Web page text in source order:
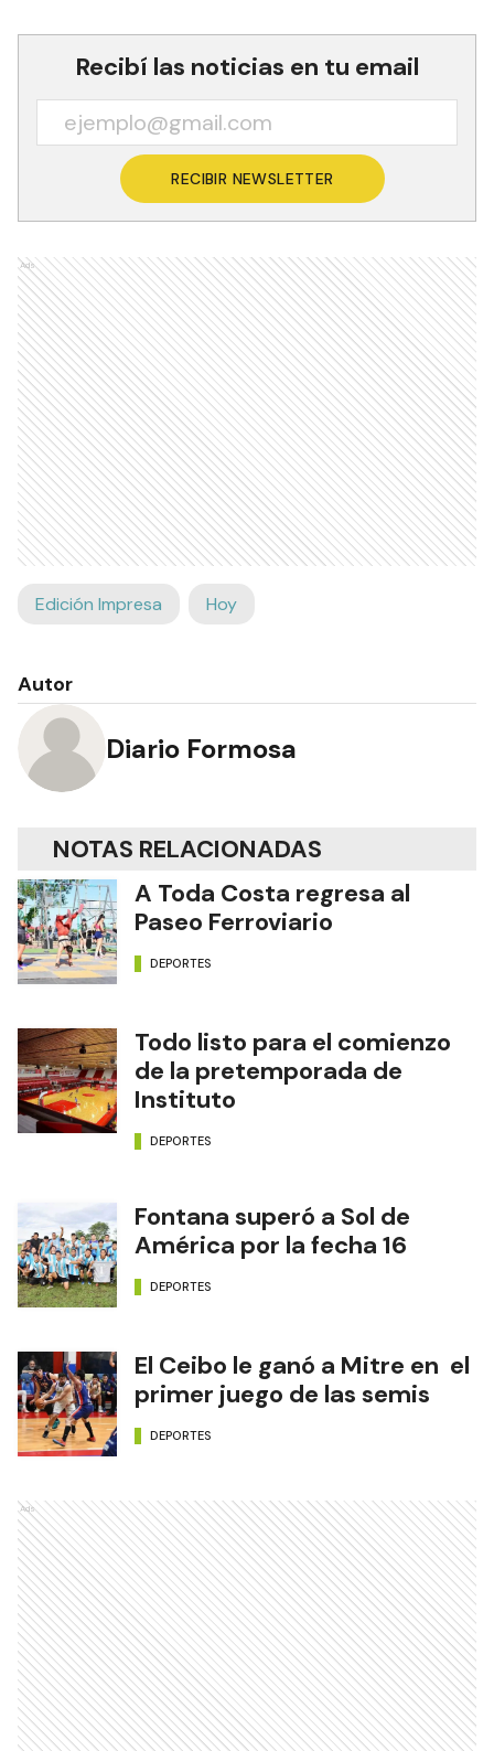
Recibí las noticias en tu email
RECIBIR NEWSLETTER
Ads
Edición Impresa Hoy
Autor
Diario Formosa
NOTAS RELACIONADAS
A Toda Costa regresa al
Paseo Ferroviario
DEPORTES
Todo listo para el comienzo
de la pretemporada de
Instituto
DEPORTES
Fontana superó a Sol de
América por la fecha 16
DEPORTES
El Ceibo le ganó a Mitre en el
primer juego de las semis
DEPORTES
Ads